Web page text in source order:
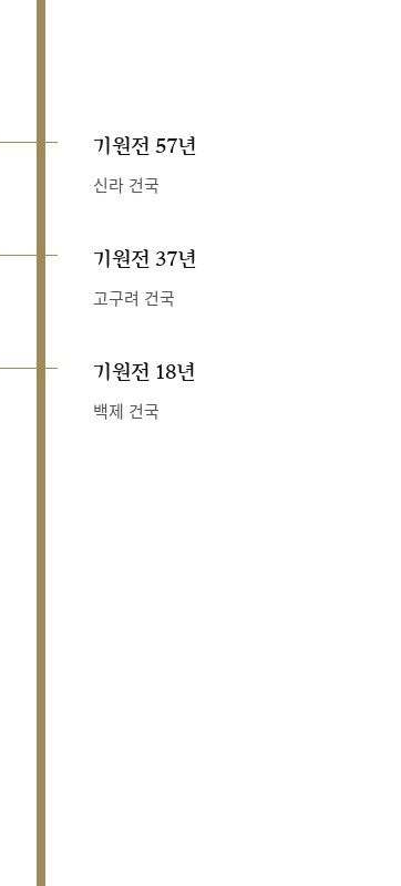
기원전 57년
신라 건국
기원전 37년
고구려 건국
기원전 18년
백제 건국